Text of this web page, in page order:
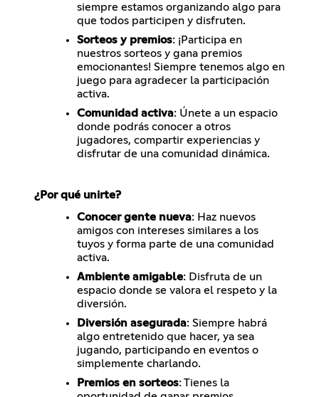
siempre estamos organizando algo para
que todos participen y disfruten.
Sorteos y premios: ¡Participa en
nuestros sorteos y gana premios
emocionantes! Siempre tenemos algo en
juego para agradecer la participación
activa.
Comunidad activa: Únete a un espacio
donde podrás conocer a otros
jugadores, compartir experiencias y
disfrutar de una comunidad dinámica.
¿Por qué unirte?
Conocer gente nueva: Haz nuevos
amigos con intereses similares a los
tuyos y forma parte de una comunidad
activa.
Ambiente amigable: Disfruta de un
espacio donde se valora el respeto y la
diversión.
Diversión asegurada: Siempre habrá
algo entretenido que hacer, ya sea
jugando, participando en eventos o
simplemente charlando.
Premios en sorteos: Tienes la